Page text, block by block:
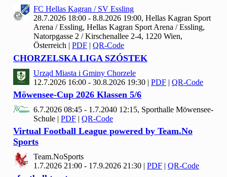
FC Hellas Kagran / SV Essling
28.7.2026 18:00 - 8.8.2026 19:00, Hellas Kagran Sport
Arena / Essling, Hellas Kagran Sport Arena / Essling,
Natorpgasse 2 / Kirschenallee 2-4, 1220 Wien,
Österreich | PDF | QR-Code
CHORZELSKA LIGA SZÓSTEK
Urząd Miasta i Gminy Chorzele
12.7.2026 16:00 - 30.8.2026 19:30 | PDF | QR-Code
Möwensee-Cup 2026 Klassen 5/6
6.7.2026 08:45 - 1.7.2040 12:15, Sporthalle Möwensee-
Schule | PDF | QR-Code
Virtual Football League powered by Team.No
Sports
Team.NoSports
1.7.2026 21:00 - 17.9.2026 21:30 | PDF | QR-Code